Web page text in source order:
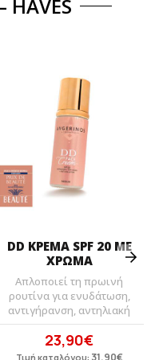
HAVES
DD ΚΡΕΜΑ SPF 20 ΜΕ
ΧΡΩΜΑ
Απλοποιεί τη πρωινή
ρουτίνα για ενυδάτωση,
αντιγήρανση, αντηλιακή
Original
23,90€Η
Τιμή καταλόγου: 31,90€
Next